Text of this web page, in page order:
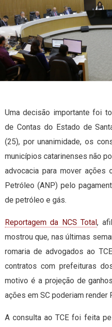
Uma decisão importante foi
de Contas do Estado de
(25), por unanimidade, os
municípios catarinenses não
advocacia para mover ações
Petróleo (ANP) pelo
de petróleo e gás.
Reportagem da NCS Total,
mostrou que, nas últimas
romaria de advogados ao
contratos com prefeituras
motivo é a projeção de
ações em SC poderiam render
A consulta ao TCE foi feita